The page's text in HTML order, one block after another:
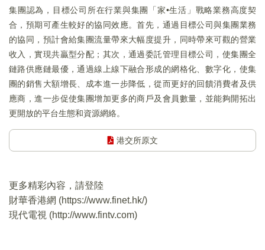
集團認為，目標公司所在行業與集團「家•生活」戰略業務高度契
合，預期可產生較好的協同效應。首先，通過目標公司與集團業務
的協同，預計會給集團流量帶來大幅度提升，同時帶來可觀的營業
收入，實現共贏型分配；其次，通過委託管理目標公司，使集團全
鏈路供應鏈最優，通過線上線下融合形成的網格化、數字化，使集
團的銷售大額增長、成本進一步降低，從而更好的回饋消費者及供
應商，進一步促使集團增加更多的商戶及會員數量，並能夠開拓出
更開放的平台生態和資源網絡。
港交所原文
更多精彩內容，請登陸
財華香港網 (https://www.finet.hk/)
現代電視 (http://www.fintv.com)